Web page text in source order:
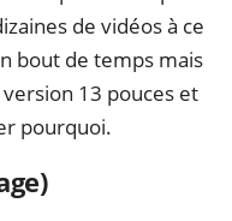
de vidéos à ce
bout de temps mais
13 pouces et
pourquoi.